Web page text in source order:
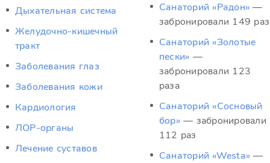
Дыхательная система
Желудочно-кишечный
тракт
Заболевания глаз
Заболевания кожи
Кардиология
ЛОР-органы
Лечение суставов
Санаторий «Радон» —
забронировали 149 раз
Санаторий «Золотые
пески» —
забронировали 123
раза
Санаторий «Сосновый
бор» — забронировали
112 раз
Санаторий «Westa» —